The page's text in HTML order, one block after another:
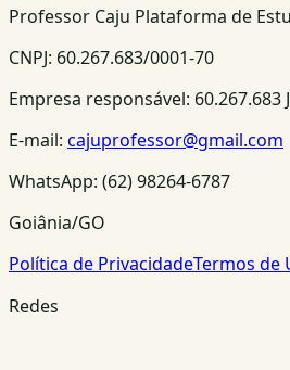
Professor Caju Plataforma de
CNPJ: 60.267.683/0001-70
Empresa responsável: 60.267.683
E-mail: cajuprofessor@gmail.com
WhatsApp: (62) 98264-6787
Goiânia/GO
Política de PrivacidadeTermos de
Redes